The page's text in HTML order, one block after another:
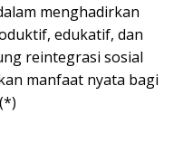
menghadirkan
edukatif, dan
reintegrasi sosial
manfaat nyata bagi